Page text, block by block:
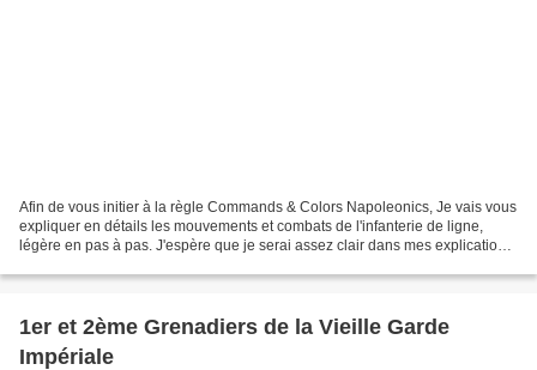
Afin de vous initier à la règle Commands & Colors Napoleonics, Je vais vous
expliquer en détails les mouvements et combats de l'infanterie de ligne,
légère en pas à pas. J'espère que je serai assez clair dans mes explications.
1er et 2ème Grenadiers de la Vieille Garde
Impériale